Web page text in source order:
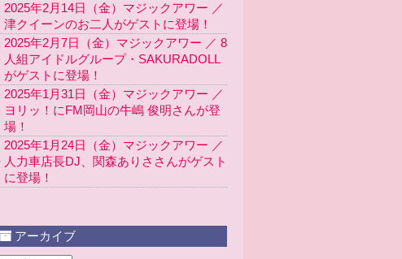
2025年2月14日（金）マジックアワー ／
津クイーンのお二人がゲストに登場！
2025年2月7日（金）マジックアワー ／ 8
人組アイドルグループ・SAKURADOLL
がゲストに登場！
2025年1月31日（金）マジックアワー ／
ヨリッ！にFM岡山の牛嶋 俊明さんが登
場！
2025年1月24日（金）マジックアワー ／
人力車店長DJ、関森ありささんがゲスト
に登場！
アーカイブ